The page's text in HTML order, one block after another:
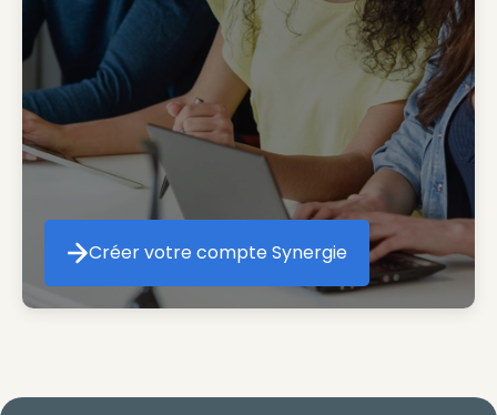
Créer votre compte Synergie
Créer votre compte Synergie